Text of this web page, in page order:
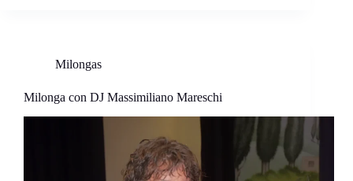
Milongas
Milonga con DJ Massimiliano Mareschi